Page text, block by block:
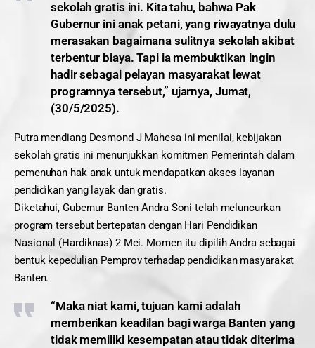
sekolah gratis ini. Kita tahu, bahwa Pak
Gubernur ini anak petani, yang riwayatnya dulu
merasakan bagaimana sulitnya sekolah akibat
terbentur biaya. Tapi ia membuktikan ingin
hadir sebagai pelayan masyarakat lewat
programnya tersebut,” ujarnya, Jumat,
(30/5/2025).
Putra mendiang Desmond J Mahesa ini menilai, kebijakan
sekolah gratis ini menunjukkan komitmen Pemerintah dalam
pemenuhan hak anak untuk mendapatkan akses layanan
pendidikan yang layak dan gratis.
Diketahui, Gubernur Banten Andra Soni telah meluncurkan
program tersebut bertepatan dengan Hari Pendidikan
Nasional (Hardiknas) 2 Mei. Momen itu dipilih Andra sebagai
bentuk kepedulian Pemprov terhadap pendidikan masyarakat
Banten.
“Maka niat kami, tujuan kami adalah
memberikan keadilan bagi warga Banten yang
tidak memiliki kesempatan atau tidak diterima